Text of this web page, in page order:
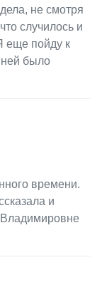
не смотря
случилось и
еще пойду к
ней было
времени.
и
Владимировне